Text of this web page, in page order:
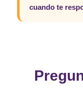
cuando te